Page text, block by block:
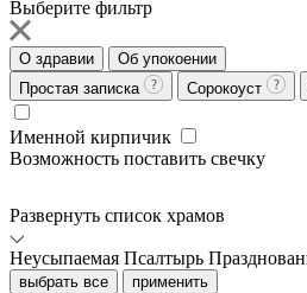
Выберите фильтр
О здравии
Об упокоении
Простая записка
Сорокоуст
Именной кирпичик
Возможность поставить свечку
Развернуть список храмов
Неусыпаемая Псалтырь
выбрать все применить